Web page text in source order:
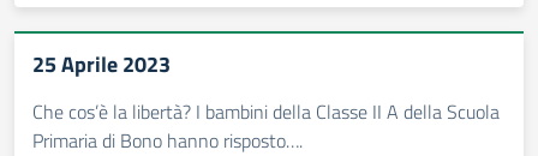
25 Aprile 2023
Che cos’è la libertà? I bambini della Classe II A della Scuola
Primaria di Bono hanno risposto….